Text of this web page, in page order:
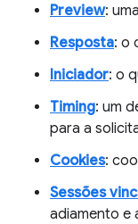
Preview:
Resposta: o
Iniciador: o
Timing: um
para a
Cookies:
Sessões
adiamento e